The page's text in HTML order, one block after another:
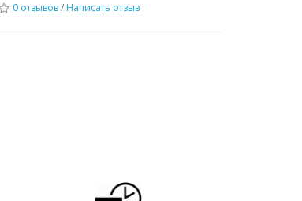
0 отзывов/ Написать отзыв